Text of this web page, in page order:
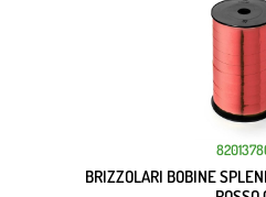
BRIZZOLARI BOBINE